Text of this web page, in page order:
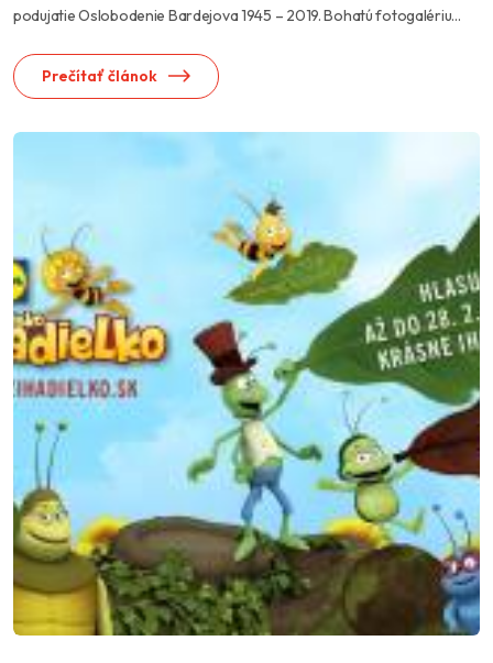
podujatie Oslobodenie Bardejova 1945 – 2019. Bohatú fotogalériu...
Prečítať článok